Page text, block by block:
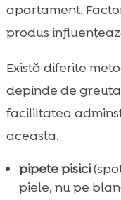
apartament.
produs
Există diferite
depinde de
facililtatea
aceasta.
pipete pisici
piele, nu pe